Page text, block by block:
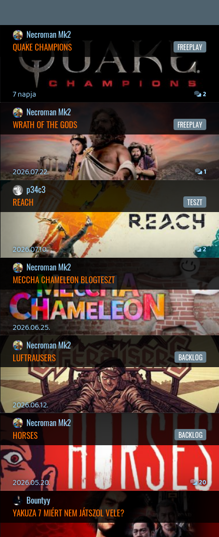
19 éve videójáték minden nap! Copyright 365 Media Kft
Impresszum | Hirdetési ajánlatunk
Felhasználási feltételek
| Adatvédelmi elveink
Sütik
Hírek | Cikkek | Podcastok | Blogok
Gaming Fórum | Offtopic Fórum
RSS | Blog RSS | Podcast RSS |
Instagram | Youtube | Facebook |
Twitter | Patreon